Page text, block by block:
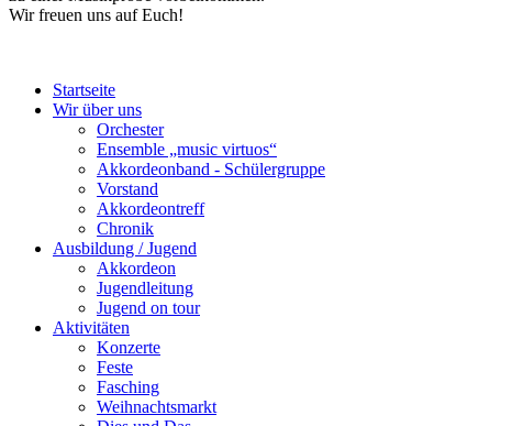
Wir freuen uns auf Euch!
Startseite
Wir über uns
Orchester
Ensemble „music virtuos“
Akkordeonband - Schülergruppe
Vorstand
Akkordeontreff
Chronik
Ausbildung / Jugend
Akkordeon
Jugendleitung
Jugend on tour
Aktivitäten
Konzerte
Feste
Fasching
Weihnachtsmarkt